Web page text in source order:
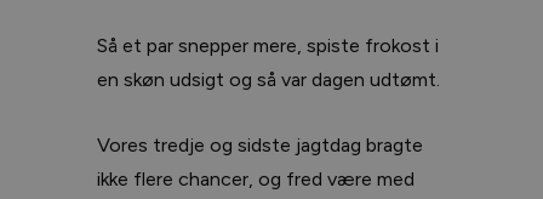
Så et par snepper mere, spiste frokost i
en skøn udsigt og så var dagen udtømt.
Vores tredje og sidste jagtdag bragte
ikke flere chancer, og fred være med